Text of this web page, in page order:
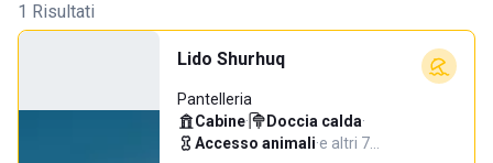
1 Risultati
Lido Shurhuq
Pantelleria
Cabine· Doccia calda·
Accesso animali·e altri 7…